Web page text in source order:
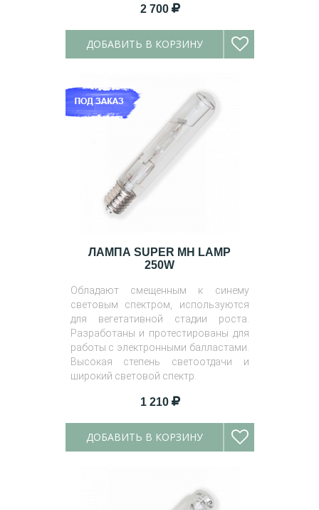
2 700
ДОБАВИТЬ В КОРЗИНУ
ЛАМПА SUPER MH LAMP
250W
Обладают смещенным к синему
световым спектром, используются
для вегетативной стадии роста.
Разработаны и протестированы для
работы с электронными балластами.
Высокая степень светоотдачи и
широкий световой спектр.
1 210
ДОБАВИТЬ В КОРЗИНУ